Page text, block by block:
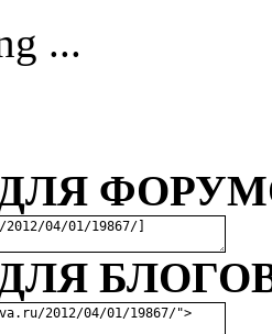
...
БЛОГОВ